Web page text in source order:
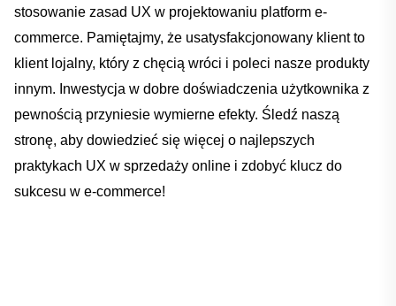
⁤stosowanie zasad UX‍ w​ projektowaniu ⁢platform e-
commerce. Pamiętajmy,‌ że usatysfakcjonowany klient ​to
klient lojalny, który ‍z chęcią wróci i poleci nasze produkty
innym. ‌Inwestycja ​w dobre​ doświadczenia ​użytkownika z
pewnością przyniesie wymierne efekty. Śledź⁣ naszą
stronę, aby⁢ dowiedzieć ‍się ⁢więcej o najlepszych
praktykach UX ‌w sprzedaży online​ i⁢ zdobyć klucz do
sukcesu w e-commerce!⁣